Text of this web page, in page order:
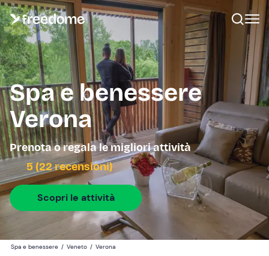
Spa e benessere
Verona
Prenota o regala le migliori attività
5 (22 recensioni)
Scopri le attività
Spa e benessere / Veneto / Verona